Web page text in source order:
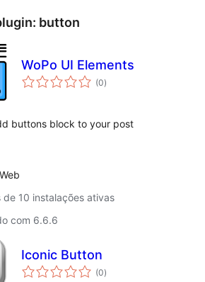
button
WoPo UI Elements
(0avaliações
totais
)
buttons block to your post
de 10 instalações ativas
com 6.6.6
Iconic Button
(0avaliações
totais
)